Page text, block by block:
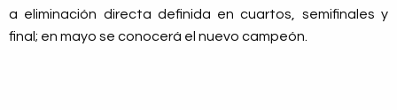
a eliminación directa definida en cuartos, semifinales y
final; en mayo se conocerá el nuevo campeón.